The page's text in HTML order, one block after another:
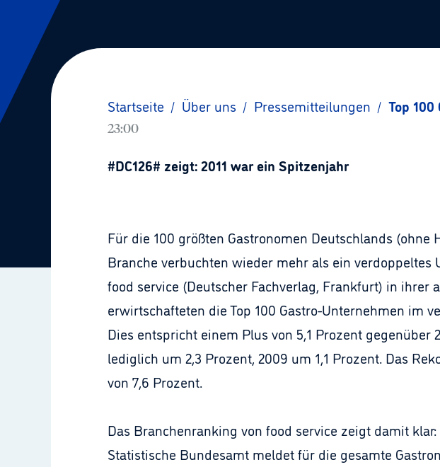
Startseite / Über uns / Pressemitteilungen / Top
23:00
#DC126# zeigt: 2011 war ein Spitzenjahr
Für die 100 größten Gastronomen Deutschlands
Branche verbuchten wieder mehr als ein
food service (Deutscher Fachverlag, Frankfurt) in
erwirtschafteten die Top 100 Gastro-Unternehmen im
Dies entspricht einem Plus von 5,1 Prozent gegenüber
lediglich um 2,3 Prozent, 2009 um 1,1 Prozent. Das
von 7,6 Prozent.
Das Branchenranking von food service zeigt damit
Statistische Bundesamt meldet für die gesamte